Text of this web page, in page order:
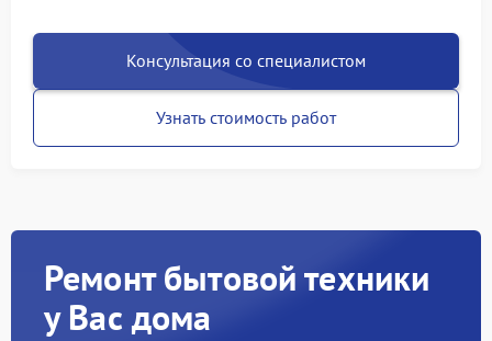
Консультация со специалистом
Узнать стоимость работ
Ремонт бытовой техники
у Вас дома